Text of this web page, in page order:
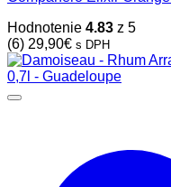
Hodnotenie 4.83 z 5
(6) 29,90€ s DPH